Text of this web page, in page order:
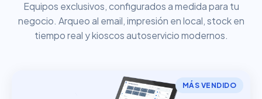
Equipos exclusivos, configurados a medida para tu
negocio. Arqueo al email, impresión en local, stock en
tiempo real y kioscos autoservicio modernos.
MÁS VENDIDO